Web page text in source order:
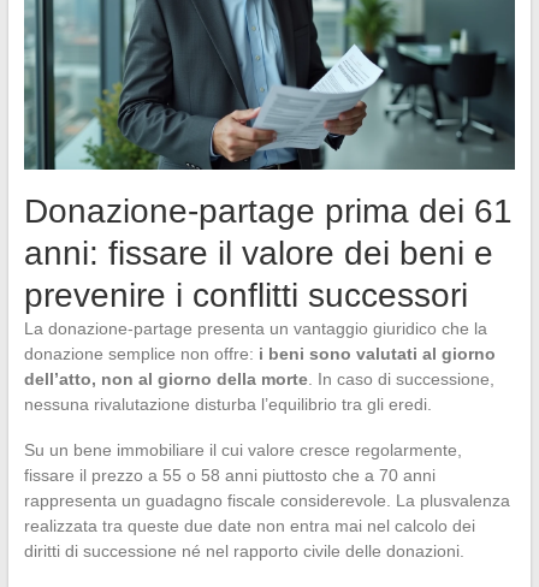
Donazione-partage prima dei 61
anni: fissare il valore dei beni e
prevenire i conflitti successori
La donazione-partage presenta un vantaggio giuridico che la
donazione semplice non offre: i beni sono valutati al giorno
dell’atto, non al giorno della morte. In caso di successione,
nessuna rivalutazione disturba l’equilibrio tra gli eredi.
Su un bene immobiliare il cui valore cresce regolarmente,
fissare il prezzo a 55 o 58 anni piuttosto che a 70 anni
rappresenta un guadagno fiscale considerevole. La plusvalenza
realizzata tra queste due date non entra mai nel calcolo dei
diritti di successione né nel rapporto civile delle donazioni.